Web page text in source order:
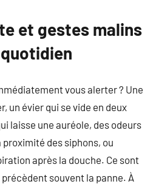
et gestes malins
vous alerter ? Une
un évier qui se vide en deux
laisse une auréole, des odeurs
proximité des siphons, ou
après la douche. Ce sont
souvent la panne. À